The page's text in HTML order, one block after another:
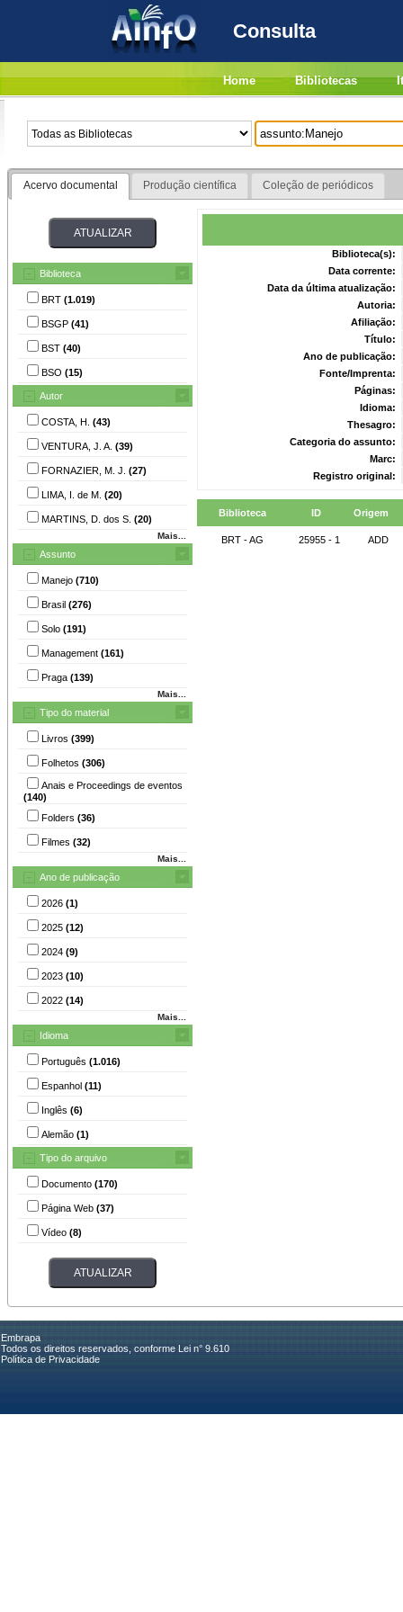
Consulta
Home Bibliotecas
Acervo documental Produção científica Coleção de periódicos
Biblioteca
BRT (1.019)
BSGP (41)
BST (40)
BSO (15)
Autor
COSTA, H. (43)
VENTURA, J. A. (39)
FORNAZIER, M. J. (27)
LIMA, I. de M. (20)
MARTINS, D. dos S. (20)
Mais...
Assunto
Manejo (710)
Brasil (276)
Solo (191)
Management (161)
Praga (139)
Mais...
Tipo do material
Livros (399)
Folhetos (306)
Anais e Proceedings de eventos
(140)
Folders (36)
Filmes (32)
Mais...
Ano de publicação
2026 (1)
2025 (12)
2024 (9)
2023 (10)
2022 (14)
Mais...
Idioma
Português (1.016)
Espanhol (11)
Inglês (6)
Alemão (1)
Tipo do arquivo
Documento (170)
Página Web (37)
Vídeo (8)
Biblioteca(s):
Data corrente:
Data da última atualização:
Autoria:
Afiliação:
Título:
Ano de publicação:
Fonte/Imprenta:
Páginas:
Idioma:
Thesagro:
Categoria do assunto:
Marc:
Registro original:
Biblioteca ID Origem
BRT - AG 25955 - 1 ADD
Embrapa
Todos os direitos reservados, conforme Lei n° 9.610
Política de Privacidade